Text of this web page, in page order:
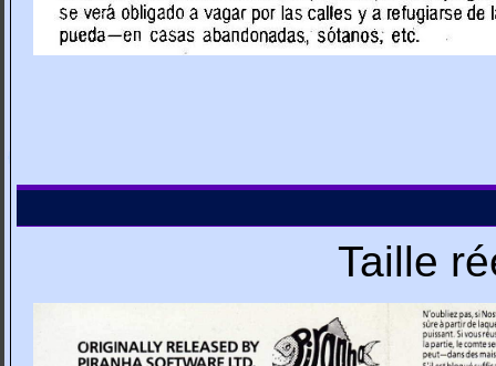
Taille